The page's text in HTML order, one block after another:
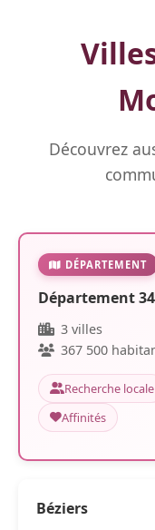
Découvrez
DÉPARTEMENT
Département 34
3 villes
367 500
Recherche locale
Affinités
Béziers